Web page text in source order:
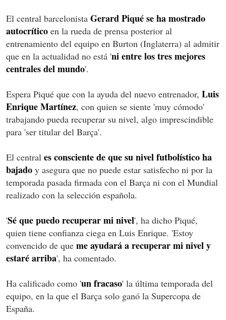
El central barcelonista Gerard Piqué se ha mostrado
autocrítico en la rueda de prensa posterior al
entrenamiento del equipo en Burton (Inglaterra) al admitir
que en la actualidad no está 'ni entre los tres mejores
centrales del mundo'.
Espera Piqué que con la ayuda del nuevo entrenador, Luis
Enrique Martínez, con quien se siente 'muy cómodo'
trabajando pueda recuperar su nivel, algo imprescindible
para 'ser titular del Barça'.
El central es consciente de que su nivel futbolístico ha
bajado y asegura que no puede estar satisfecho ni por la
temporada pasada firmada con el Barça ni con el Mundial
realizado con la selección española.
'Sé que puedo recuperar mi nivel', ha dicho Piqué,
quien tiene confianza ciega en Luis Enrique. 'Estoy
convencido de que me ayudará a recuperar mi nivel y
estaré arriba', ha comentado.
Ha calificado como 'un fracaso' la última temporada del
equipo, en la que el Barça solo ganó la Supercopa de
España.